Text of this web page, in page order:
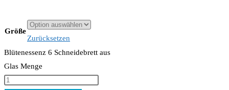
Größe
Zurücksetzen
Blütenessenz 6 Schneidebrett aus
Glas Menge